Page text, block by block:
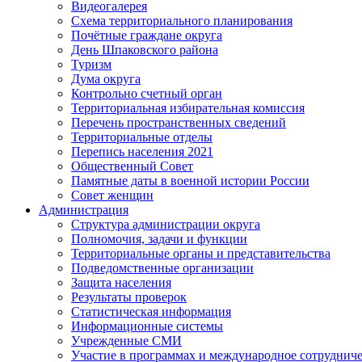
Видеогалерея
Схема территориального планирования
Почётные граждане округа
День Шпаковского района
Туризм
Дума округа
Контрольно счетный орган
Территориальная избирательная комиссия
Перечень пространственных сведений
Территориальные отделы
Перепись населения 2021
Общественный Совет
Памятные даты в военной истории России
Совет женщин
Администрация
Структура администрации округа
Полномочия, задачи и функции
Территориальные органы и представительства
Подведомственные организации
Защита населения
Результаты проверок
Статистическая информация
Информационные системы
Учрежденные СМИ
Участие в программах и международное